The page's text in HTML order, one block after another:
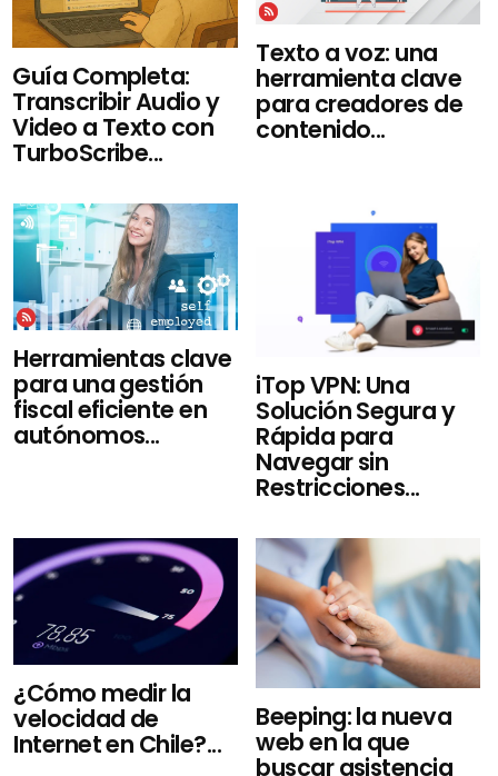
Guía Completa:
Transcribir Audio y
Video a Texto con
TurboScribe...
Texto a voz: una
herramienta clave
para creadores de
contenido...
Herramientas clave
para una gestión
fiscal eficiente en
autónomos...
iTop VPN: Una
Solución Segura y
Rápida para
Navegar sin
Restricciones...
¿Cómo medir la
velocidad de
Internet en Chile?...
Beeping: la nueva
web en la que
buscar asistencia